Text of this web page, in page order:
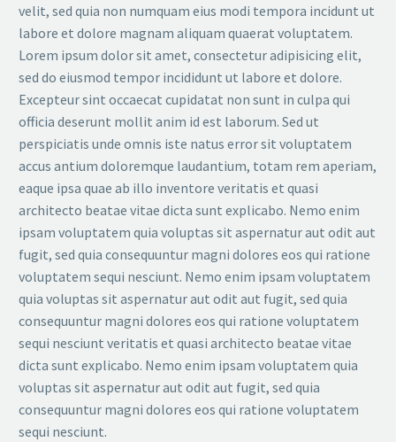
velit, sed quia non numquam eius modi tempora incidunt ut
labore et dolore magnam aliquam quaerat voluptatem.
Lorem ipsum dolor sit amet, consectetur adipisicing elit,
sed do eiusmod tempor incididunt ut labore et dolore.
Excepteur sint occaecat cupidatat non sunt in culpa qui
officia deserunt mollit anim id est laborum. Sed ut
perspiciatis unde omnis iste natus error sit voluptatem
accus antium doloremque laudantium, totam rem aperiam,
eaque ipsa quae ab illo inventore veritatis et quasi
architecto beatae vitae dicta sunt explicabo. Nemo enim
ipsam voluptatem quia voluptas sit aspernatur aut odit aut
fugit, sed quia consequuntur magni dolores eos qui ratione
voluptatem sequi nesciunt. Nemo enim ipsam voluptatem
quia voluptas sit aspernatur aut odit aut fugit, sed quia
consequuntur magni dolores eos qui ratione voluptatem
sequi nesciunt veritatis et quasi architecto beatae vitae
dicta sunt explicabo. Nemo enim ipsam voluptatem quia
voluptas sit aspernatur aut odit aut fugit, sed quia
consequuntur magni dolores eos qui ratione voluptatem
sequi nesciunt.